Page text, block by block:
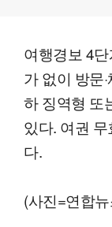
여행경보 4
가 없이 방문
하 징역형 또
있다. 여권
다.
(사진=연합